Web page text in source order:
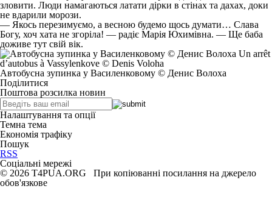
зловити. Люди намагаються латати дірки в стінах та дахах, доки
не вдарили морози.
— Якось перезимуємо, а весною будемо щось думати… Слава
Богу, хоч хата не згоріла! — радіє Марія Юхимівна. — Ще баба
доживе тут свій вік.
Автобусна зупинка у Василенковому © Денис Волоха
Поділитися
Поштова розсилка новин
Налаштування та опції
Темна тема
Економія трафіку
Пошук
RSS
Соціальні мережі
© 2026 T4PUA.ORG При копіюванні посилання на джерело
обов'язкове